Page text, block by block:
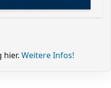
hier. Weitere Infos!